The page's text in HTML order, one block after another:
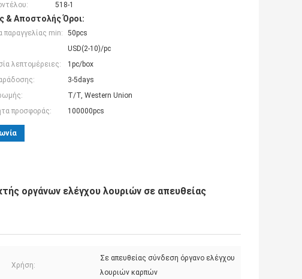
518-1
& Αποστολής Όροι:
παραγγελίας min:
50pcs
USD(2-10)/pc
λεπτομέρειες:
1pc/box
3-5days
T/T, Western Union
προσφοράς:
100000pcs
οργάνων ελέγχου λουριών σε απευθείας
Χρήση:
Σε απευθείας σύνδεση όργανο ελέγχου
λουριών καρπών